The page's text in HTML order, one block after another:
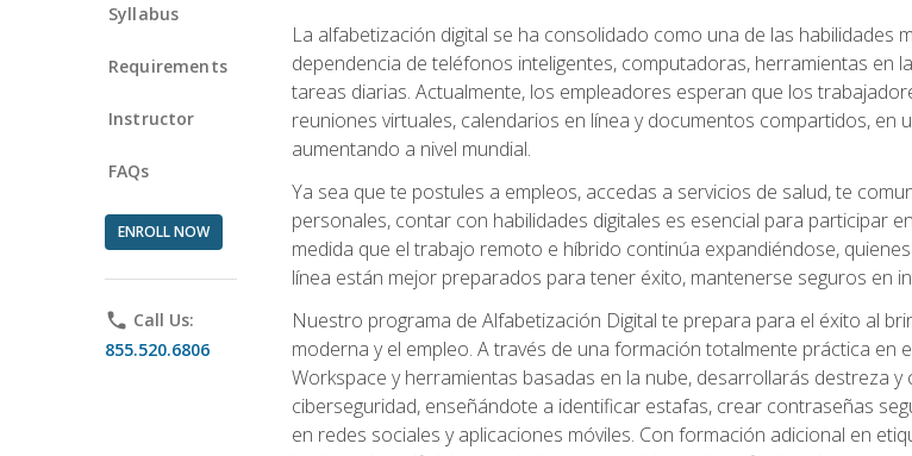
Syllabus
Requirements
Instructor
FAQs
ENROLL NOW
phone Call Us:
855.520.6806
La alfabetización digital se ha consolidado como una de las habilidades
dependencia de teléfonos inteligentes, computadoras, herramientas en
tareas diarias. Actualmente, los empleadores esperan que los
reuniones virtuales, calendarios en línea y documentos compartidos,
aumentando a nivel mundial.
Ya sea que te postules a empleos, accedas a servicios de salud, te
personales, contar con habilidades digitales es esencial para participar
medida que el trabajo remoto e híbrido continúa expandiéndose,
línea están mejor preparados para tener éxito, mantenerse seguros en
Nuestro programa de Alfabetización Digital te prepara para el éxito al
moderna y el empleo. A través de una formación totalmente práctica
Workspace y herramientas basadas en la nube, desarrollarás destreza
ciberseguridad, enseñándote a identificar estafas, crear contraseñas
en redes sociales y aplicaciones móviles. Con formación adicional en